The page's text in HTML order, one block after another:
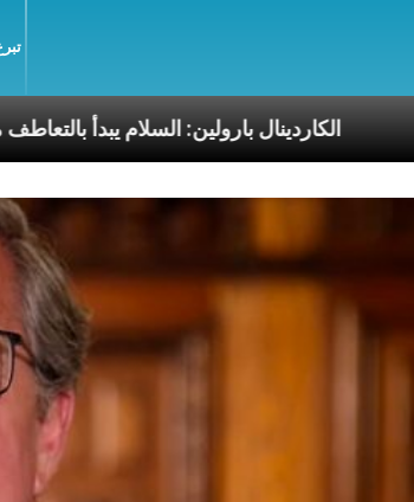
الكاردينال بارولين: الرسوليّة